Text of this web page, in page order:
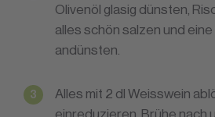
Olivenöl glasig dünsten,
alles schön salzen und
andünsten.
Alles mit 2 dl Weisswein
einreduzieren, Brühe nach